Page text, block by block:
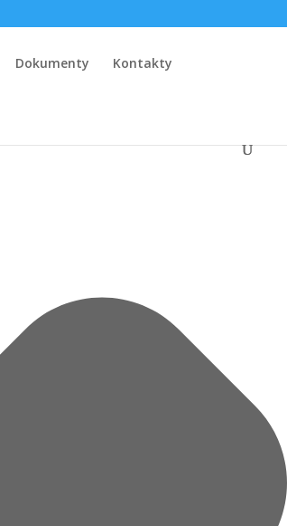
Dokumenty Kontakty